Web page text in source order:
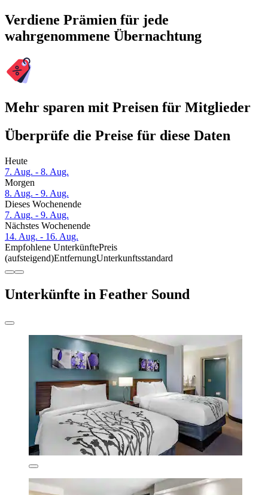
Verdiene Prämien für jede
wahrgenommene Übernachtung
Mehr sparen mit Preisen für Mitglieder
Überprüfe die Preise für diese Daten
Heute
7. Aug. - 8. Aug.
Morgen
8. Aug. - 9. Aug.
Dieses Wochenende
7. Aug. - 9. Aug.
Nächstes Wochenende
14. Aug. - 16. Aug.
Empfohlene UnterkünftePreis
(aufsteigend)EntfernungUnterkunftsstandard
Unterkünfte in Feather Sound